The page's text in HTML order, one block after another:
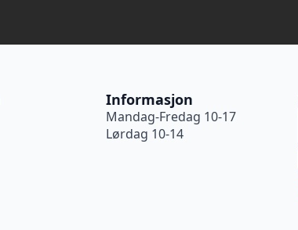
Informasjon
Mandag-Fredag 10-17
Lørdag 10-14